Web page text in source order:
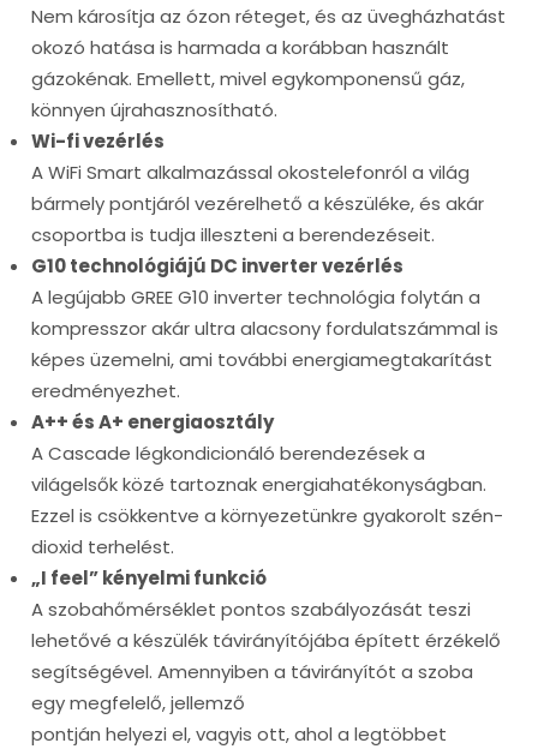
Nem károsítja az ózon réteget, és az üvegházhatást
okozó hatása is harmada a korábban használt
gázokénak. Emellett, mivel egykomponensű gáz,
könnyen újrahasznosítható.
Wi-fi vezérlés
A WiFi Smart alkalmazással okostelefonról a világ
bármely pontjáról vezérelhető a készüléke, és akár
csoportba is tudja illeszteni a berendezéseit.
G10 technológiájú DC inverter vezérlés
A legújabb GREE G10 inverter technológia folytán a
kompresszor akár ultra alacsony fordulatszámmal is
képes üzemelni, ami további energiamegtakarítást
eredményezhet.
A++ és A+ energiaosztály
A Cascade légkondicionáló berendezések a
világelsők közé tartoznak energiahatékonyságban.
Ezzel is csökkentve a környezetünkre gyakorolt szén-
dioxid terhelést.
„I feel” kényelmi funkció
A szobahőmérséklet pontos szabályozását teszi
lehetővé a készülék távirányítójába épített érzékelő
segítségével. Amennyiben a távirányítót a szoba
egy megfelelő, jellemző
pontján helyezi el, vagyis ott, ahol a legtöbbet